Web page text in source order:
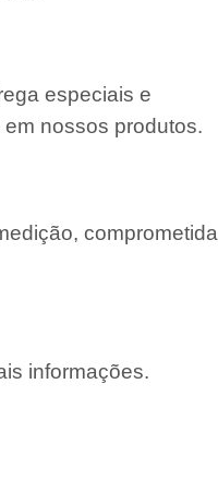
especiais e
nossos produtos.
comprometida
informações.